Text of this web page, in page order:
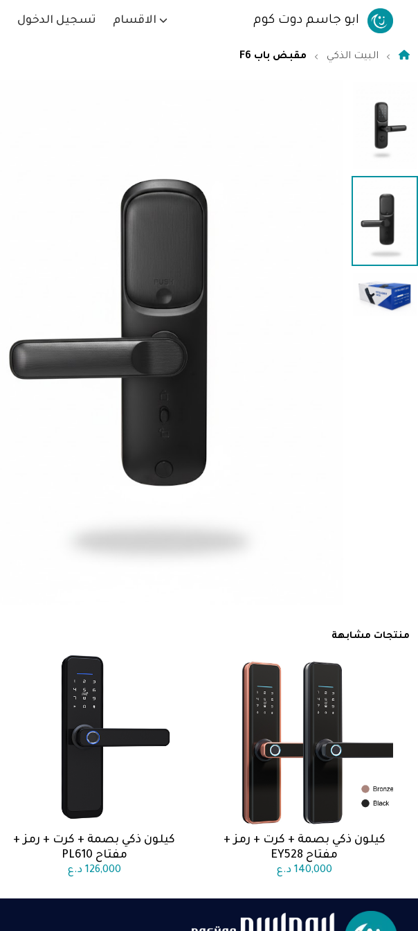
ابو جاسم دوت كوم الاقسام تسجيل الدخول
البيت الذكي مقبض باب F6
منتجات مشابهة
اضف الى السلة
كيلون ذكي بصمة + كرت + رمز +
مفتاح EY528
140,000 د.ع
اضف الى السلة
كيلون ذكي بصمة + كرت + رمز +
مفتاح PL610
126,000 د.ع